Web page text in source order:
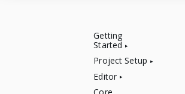
Getting
Started
Project Setup
Editor